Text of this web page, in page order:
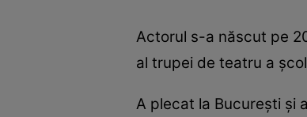
Actorul s-a născut pe
al trupei de teatru a
A plecat la București și